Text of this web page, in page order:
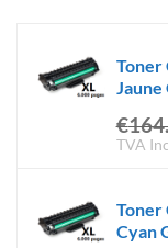
Toner
€
TVA
Toner
Cyan